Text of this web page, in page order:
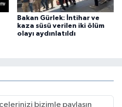
Bakan Gürlek: İntihar ve
kaza süsü verilen iki ölüm
olayı aydınlatıldı